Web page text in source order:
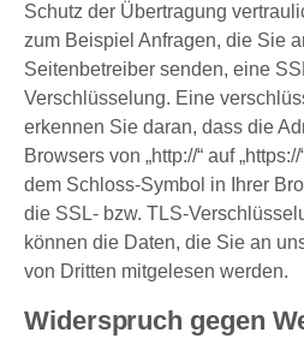
Schutz der Übertragung
zum Beispiel Anfragen, die Sie
Seitenbetreiber senden, eine
Verschlüsselung. Eine
erkennen Sie daran, dass die
Browsers von „http://“ auf
dem Schloss-Symbol in Ihrer
die SSL- bzw. TLS-
können die Daten, die Sie an
von Dritten mitgelesen werden.
Widerspruch gegen